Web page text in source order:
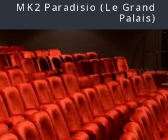
MK2 Paradisio (Le Grand
Palais)